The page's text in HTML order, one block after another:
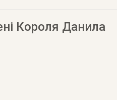
Короля Данила